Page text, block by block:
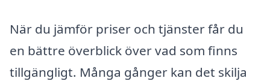
När du jämför priser och tjänster får du
en bättre överblick över vad som finns
tillgängligt. Många gånger kan det skilja